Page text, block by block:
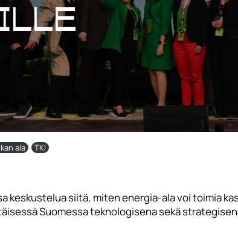
ala TKI
keskustelua siitä, miten energia-ala voi toimia
Suomessa teknologisena sekä